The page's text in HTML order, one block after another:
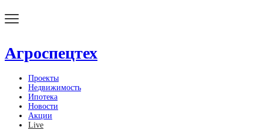
Агроспецтех
Проекты
Недвижимость
Ипотека
Новости
Акции
Live